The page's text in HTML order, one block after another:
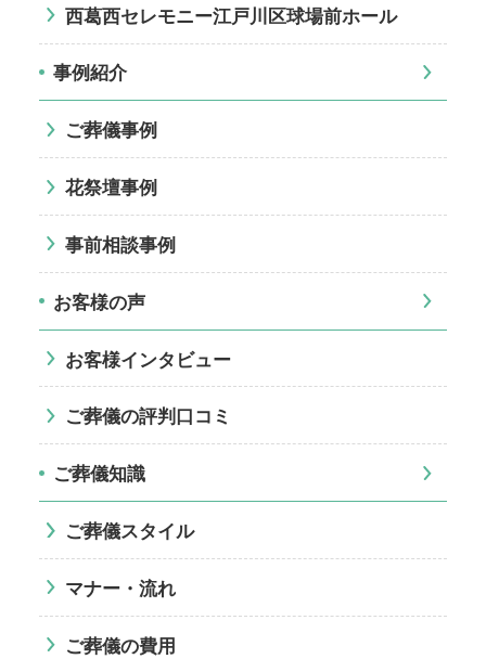
西葛西セレモニー江戸川区球場前ホール
事例紹介
ご葬儀事例
花祭壇事例
事前相談事例
お客様の声
お客様インタビュー
ご葬儀の評判口コミ
ご葬儀知識
ご葬儀スタイル
マナー・流れ
ご葬儀の費用